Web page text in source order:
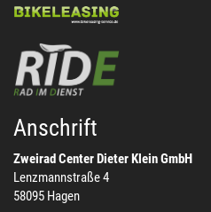
Anschrift
Zweirad Center Dieter Klein GmbH
Lenzmannstraße 4
58095 Hagen